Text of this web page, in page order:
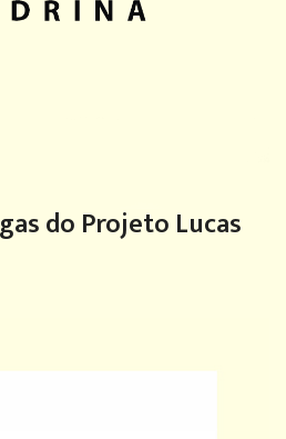
do Projeto Lucas